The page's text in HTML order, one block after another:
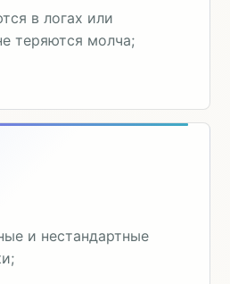
в логах или
теряются молча;
и нестандартные